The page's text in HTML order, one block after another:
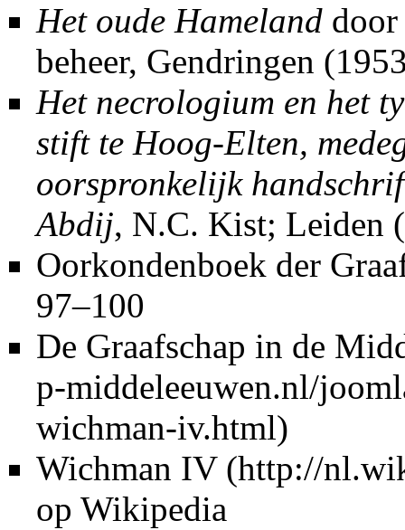
Het oude Hameland
beheer, Gendringen
Het necrologium en het
stift te Hoog-Elten,
oorspronkelijk
Abdij, N.C. Kist; Leiden
Oorkondenboek der
97–100
De Graafschap in de
Wichman IV
op Wikipedia